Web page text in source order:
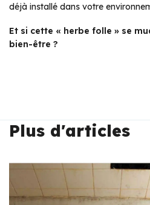
déjà installé dans votre
Et si cette « herbe folle » se
bien-être ?
Plus d'articles